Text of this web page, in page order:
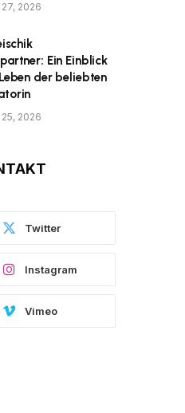
2026
Ein Einblick
der beliebten
2026
Twitter
Instagram
Vimeo